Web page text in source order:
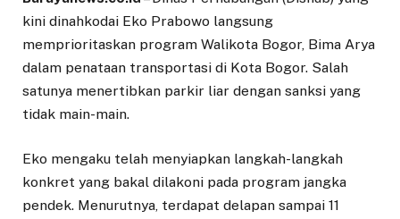
kini dinahkodai Eko Prabowo langsung
memprioritaskan program Walikota Bogor, Bima Arya
dalam penataan transportasi di Kota Bogor. Salah
satunya menertibkan parkir liar dengan sanksi yang
tidak main-main.
Eko mengaku telah menyiapkan langkah-langkah
konkret yang bakal dilakoni pada program jangka
pendek. Menurutnya, terdapat delapan sampai 11